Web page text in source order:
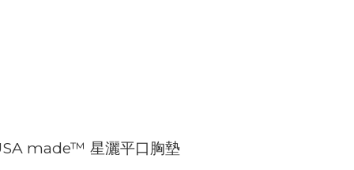
made™ 星灑平口胸墊